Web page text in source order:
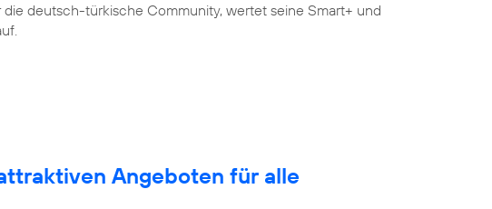
die deutsch-türkische Community, wertet seine Smart+ und
Angeboten für alle